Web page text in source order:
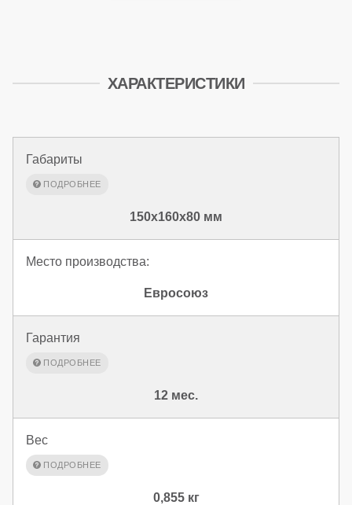
ХАРАКТЕРИСТИКИ
Габариты
150x160x80 мм
Место производства:
Евросоюз
Гарантия
12 мес.
Вес
0,855 кг